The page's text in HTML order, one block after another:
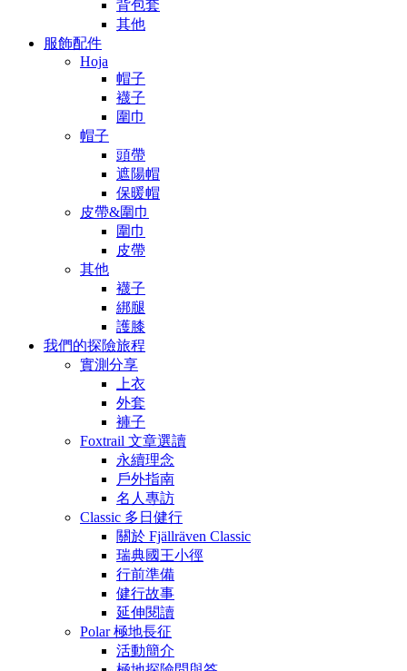
背包套
其他
服飾配件
Hoja
帽子
襪子
圍巾
帽子
頭帶
遮陽帽
保暖帽
皮帶&圍巾
圍巾
皮帶
其他
襪子
綁腿
護膝
我們的探險旅程
實測分享
上衣
外套
褲子
Foxtrail 文章選讀
永續理念
戶外指南
名人專訪
Classic 多日健行
關於 Fjällräven Classic
瑞典國王小徑
行前準備
健行故事
延伸閱讀
Polar 極地長征
活動簡介